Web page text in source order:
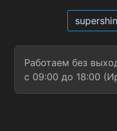
Работаем без
с 09:00 до 18:00